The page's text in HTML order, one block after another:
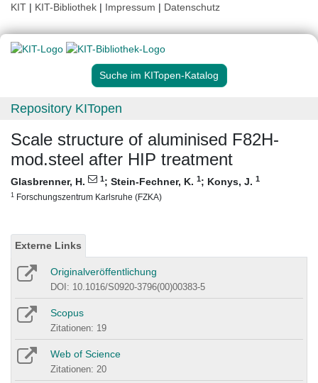
KIT | KIT-Bibliothek | Impressum | Datenschutz
Suche im KITopen-Katalog
Repository KITopen
Scale structure of aluminised F82H-
mod.steel after HIP treatment
Glasbrenner, H. 1; Stein-Fechner, K. 1; Konys, J. 1
1 Forschungszentrum Karlsruhe (FZKA)
Externe Links
Originalveröffentlichung
DOI: 10.1016/S0920-3796(00)00383-5
Scopus
Zitationen: 19
Web of Science
Zitationen: 20